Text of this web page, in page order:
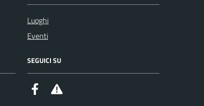
Luoghi
Eventi
SEGUICI SU
Facebook